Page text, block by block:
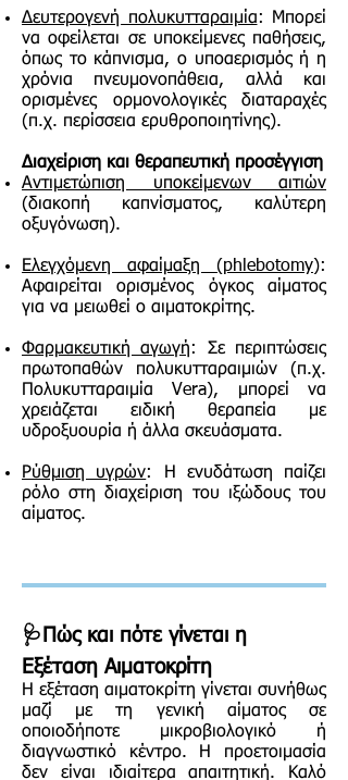
Δευτερογενή πολυκυτταραιμία: Μπορεί
να οφείλεται σε υποκείμενες παθήσεις,
όπως το κάπνισμα, ο υποαερισμός ή η
χρόνια πνευμονοπάθεια, αλλά και
ορισμένες ορμονολογικές διαταραχές
(π.χ. περίσσεια ερυθροποιητίνης).
Διαχείριση και θεραπευτική προσέγγιση
Αντιμετώπιση υποκείμενων αιτιών
(διακοπή καπνίσματος, καλύτερη
οξυγόνωση).
Ελεγχόμενη αφαίμαξη (phlebotomy):
Αφαιρείται ορισμένος όγκος αίματος
για να μειωθεί ο αιματοκρίτης.
Φαρμακευτική αγωγή: Σε περιπτώσεις
πρωτοπαθών πολυκυτταραιμιών (π.χ.
Πολυκυτταραιμία Vera), μπορεί να
χρειάζεται ειδική θεραπεία με
υδροξυουρία ή άλλα σκευάσματα.
Ρύθμιση υγρών: Η ενυδάτωση παίζει
ρόλο στη διαχείριση του ιξώδους του
αίματος.
🩺Πώς και πότε γίνεται η
Εξέταση Αιματοκρίτη
Η εξέταση αιματοκρίτη γίνεται συνήθως
μαζί με τη γενική αίματος σε
οποιοδήποτε μικροβιολογικό ή
διαγνωστικό κέντρο. Η προετοιμασία
δεν είναι ιδιαίτερα απαιτητική. Καλό